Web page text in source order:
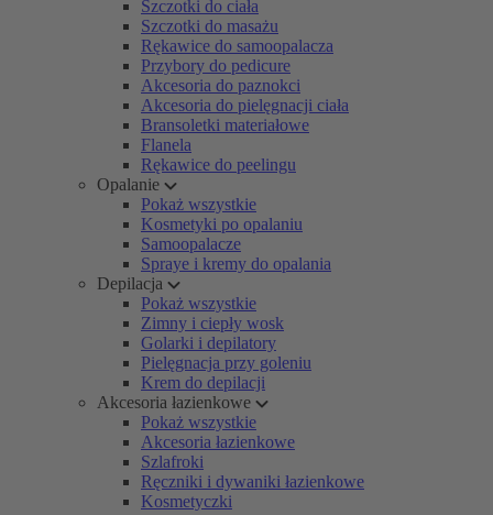
Szczotki do ciała
Szczotki do masażu
Rękawice do samoopalacza
Przybory do pedicure
Akcesoria do paznokci
Akcesoria do pielęgnacji ciała
Bransoletki materiałowe
Flanela
Rękawice do peelingu
Opalanie
Pokaż wszystkie
Kosmetyki po opalaniu
Samoopalacze
Spraye i kremy do opalania
Depilacja
Pokaż wszystkie
Zimny i ciepły wosk
Golarki i depilatory
Pielęgnacja przy goleniu
Krem do depilacji
Akcesoria łazienkowe
Pokaż wszystkie
Akcesoria łazienkowe
Szlafroki
Ręczniki i dywaniki łazienkowe
Kosmetyczki